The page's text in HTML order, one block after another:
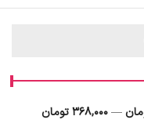
—368,000 تومان